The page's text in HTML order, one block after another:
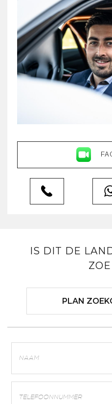
IS DIT DE
PLAN